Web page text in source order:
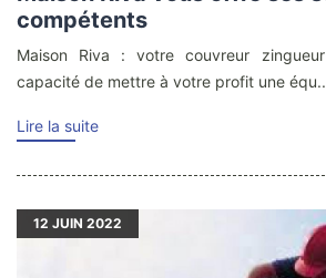
compétents
Maison Riva : votre couvreur
capacité de mettre à votre profit une
Lire la suite
12 JUIN 2022